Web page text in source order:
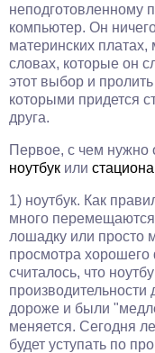
неподготовленному
компьютер. Он
материнских
словах, которые он
этот выбор и
которыми придется
друга.
Первое, с чем нужно
ноутбук или
1) ноутбук. Как
много перемещаются
лошадку или просто
просмотра
считалось, что
дороже и были
меняется. Сегодня
будет уступать по